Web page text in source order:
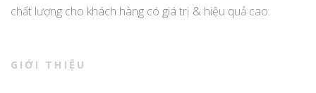
chất lượng cho khách hàng có giá trị & hiệu quả cao.
GIỚI THIỆU